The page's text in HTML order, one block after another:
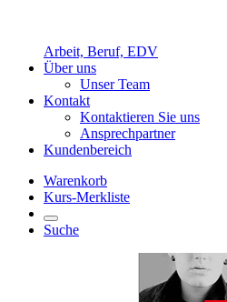
Arbeit, Beruf, EDV
Über uns
Unser Team
Kontakt
Kontaktieren Sie uns
Ansprechpartner
Kundenbereich
Warenkorb
Kurs-Merkliste
Suche